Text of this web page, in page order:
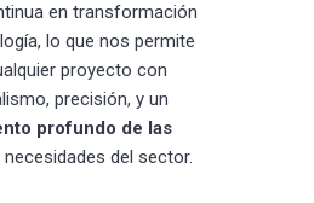
en transformación
lo que nos permite
proyecto con
precisión, y un
profundo de las
necesidades del sector.